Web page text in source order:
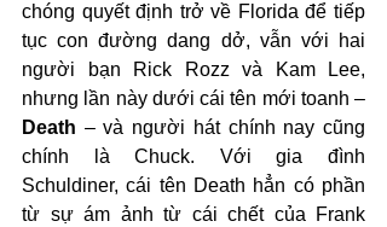
chóng quyết định trở về Florida để tiếp
tục con đường dang dở, vẫn với hai
người bạn Rick Rozz và Kam Lee,
Death – và người hát chính nay cũng
chính là Chuck. Với gia đình
Schuldiner, cái tên Death hẳn có phần
từ sự ám ảnh từ cái chết của Frank